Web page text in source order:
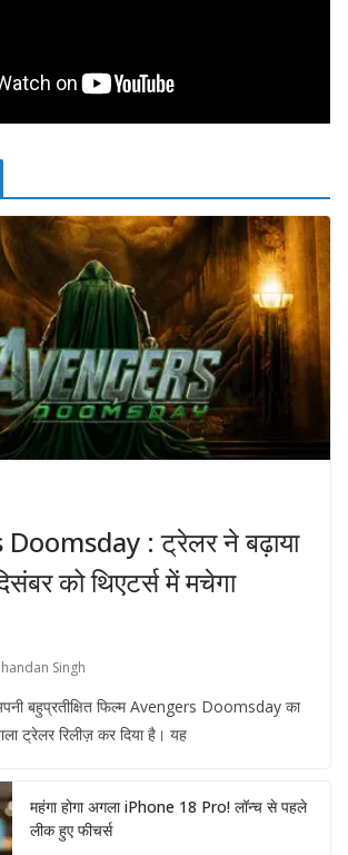
: ट्रेलर ने बढ़ाया
को थिएटर्स में मचेगा
Singh
बहुप्रतीक्षित फिल्म Avengers Doomsday का
ट्रेलर रिलीज़ कर दिया है। यह
महंगा होगा अगला iPhone 18 Pro! लॉन्च से पहले
लीक हुए फीचर्स